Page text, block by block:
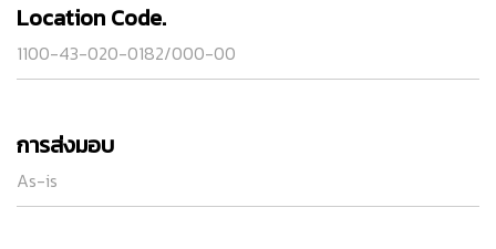
Location Code.
1100-43-020-0182/000-00
การส่งมอบ
As-is